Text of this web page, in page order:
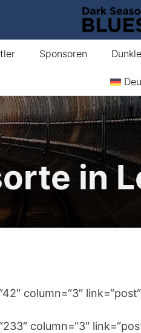
Sponsoren
in
column=“3″
column=“3″